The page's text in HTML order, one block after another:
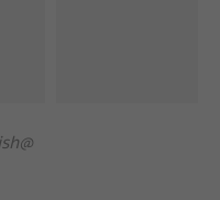
@meiravgavish